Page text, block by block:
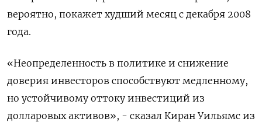
вероятно, покажет худший месяц с декабря 2008
года.
«Неопределенность в политике и снижение
доверия инвесторов способствуют медленному,
но устойчивому оттоку инвестиций из
долларовых активов», - сказал Киран Уильямс из